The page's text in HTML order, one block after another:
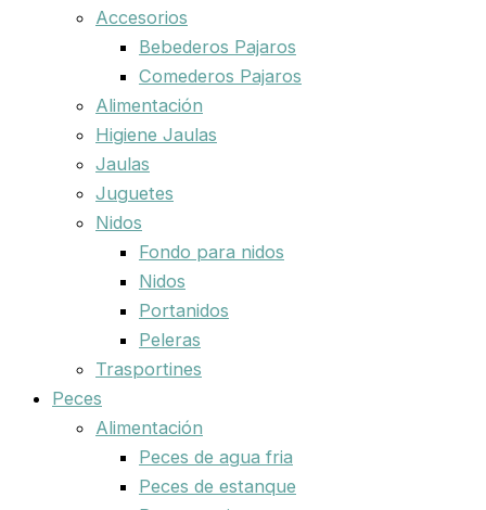
Accesorios
Bebederos Pajaros
Comederos Pajaros
Alimentación
Higiene Jaulas
Jaulas
Juguetes
Nidos
Fondo para nidos
Nidos
Portanidos
Peleras
Trasportines
Peces
Alimentación
Peces de agua fria
Peces de estanque